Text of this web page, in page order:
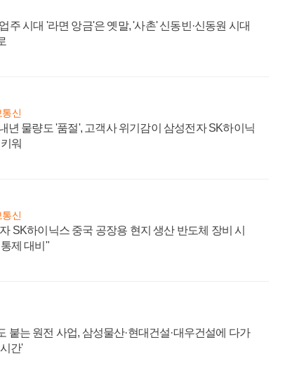
주 시대 '라면 앙금'은 옛말, '사촌' 신동빈·신동원 시대
통신
년 물량도 '품절', 고객사 위기감이 삼성전자 SK하이닉
워
통신
SK하이닉스 중국 공장용 현지 생산 반도체 장비 시
제 대비"
붙는 원전 사업, 삼성물산·현대건설·대우건설에 다가
간'